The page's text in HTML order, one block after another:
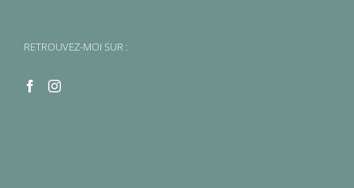
RETROUVEZ-MOI SUR :